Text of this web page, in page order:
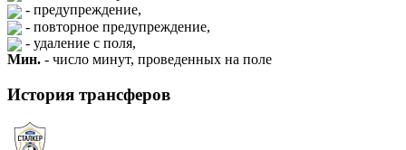
- предупреждение,
- повторное предупреждение,
- удаление с поля,
Мин. - число минут, проведенных на поле
История трансферов